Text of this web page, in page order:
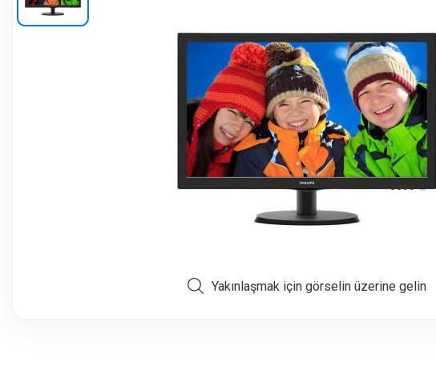
Yakınlaşmak için görselin üzerine gelin